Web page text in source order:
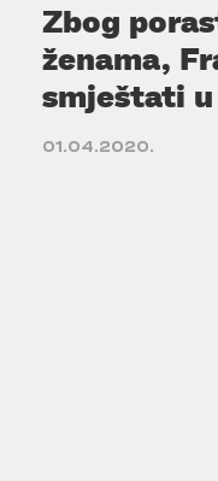
Zbog
ženama,
smještati
01.04.2020.